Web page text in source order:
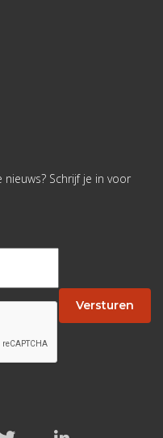
Schrijf je in voor
Versturen